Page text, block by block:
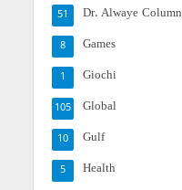
Dr. Alwaye Column
51
Games
8
Giochi
1
Global
105
Gulf
10
Health
5